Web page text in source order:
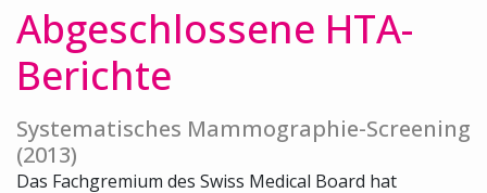
Abgeschlossene HTA-
Berichte
Systematisches Mammographie-Screening
(2013)
Das Fachgremium des Swiss Medical Board hat